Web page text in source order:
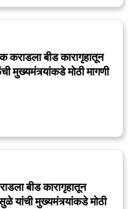
बीड कारागृहातून
मुख्यमंत्र्यांकडे मोठी मागणी
बीड कारागृहातून
यांची मुख्यमंत्र्यांकडे मोठी